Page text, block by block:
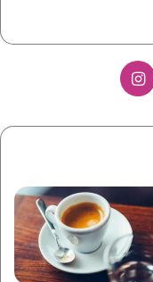
ت
ق
ر